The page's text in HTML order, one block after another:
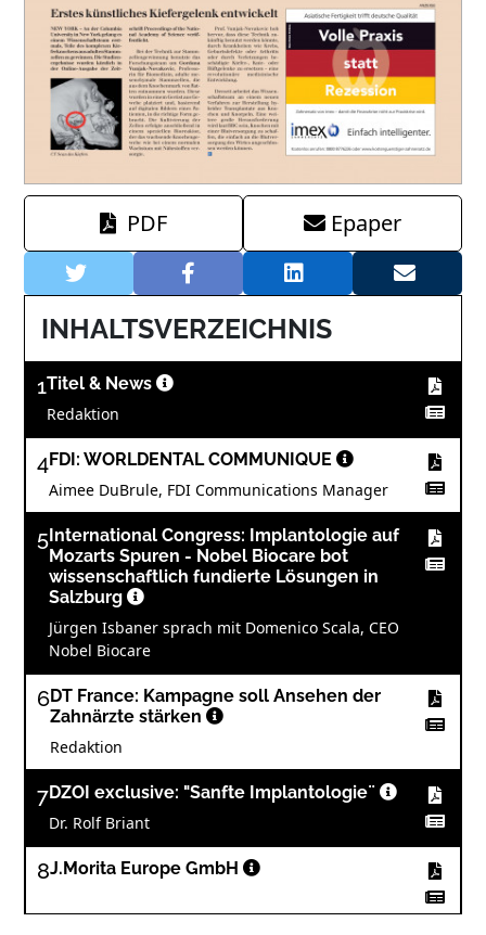
PDF Epaper
INHALTSVERZEICHNIS
1Titel & News
Redaktion
4FDI: WORLDENTAL COMMUNIQUE
Aimee DuBrule, FDI Communications Manager
5 International Congress: Implantologie auf
Mozarts Spuren - Nobel Biocare bot
wissenschaftlich fundierte Lösungen in
Salzburg
Jürgen Isbaner sprach mit Domenico Scala, CEO
Nobel Biocare
6DT France: Kampagne soll Ansehen der
Zahnärzte stärken
Redaktion
7DZOI exclusive: "Sanfte Implantologie¨
Dr. Rolf Briant
8J.Morita Europe GmbH